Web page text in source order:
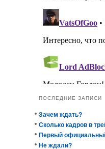
ПОСЛЕДНИЕ ЗАПИСИ
Зачем ждать?
Сколько кадров в
Первый
Не ждали?